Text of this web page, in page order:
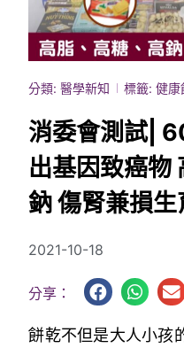
分類: 醫學新知 標籤: 健康
消委會測試|
出基因致癌物
鈉 傷腎兼損生
2021-10-18
分享：
餅乾不但是大人小孩